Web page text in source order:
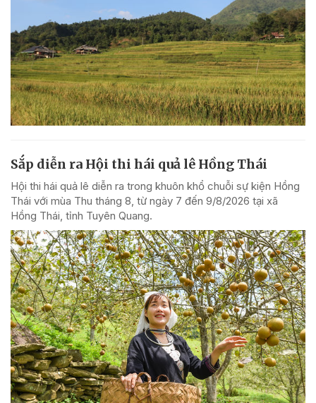
Sắp diễn ra Hội thi hái quả lê Hồng Thái
Hội thi hái quả lê diễn ra trong khuôn khổ chuỗi sự kiện Hồng
Thái với mùa Thu tháng 8, từ ngày 7 đến 9/8/2026 tại xã
Hồng Thái, tỉnh Tuyên Quang.